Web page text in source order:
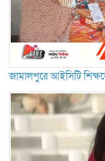
জামালপুরে আইসিটি